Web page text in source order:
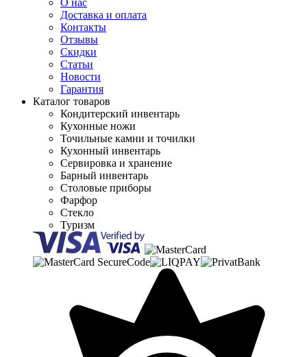
О нас
Доставка и оплата
Контакты
Отзывы
Скидки
Статьи
Новости
Гарантия
Каталог товаров
Кондитерский инвентарь
Кухонные ножи
Точильные камни и точилки
Кухонный инвентарь
Сервировка и хранение
Барный инвентарь
Столовые приборы
Фарфор
Стекло
Туризм